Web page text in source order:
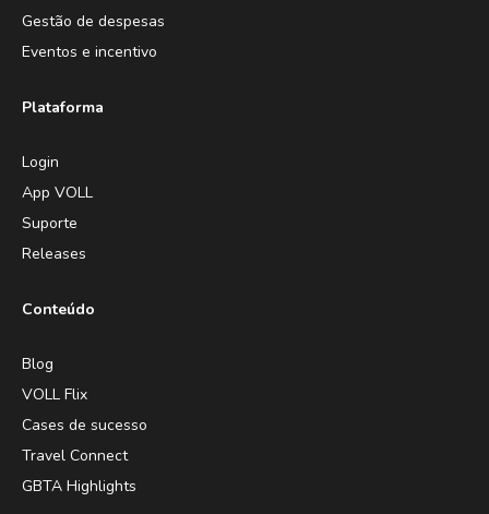
Gestão de despesas
Eventos e incentivo
Plataforma
Login
App VOLL
Suporte
Releases
Conteúdo
Blog
VOLL Flix
Cases de sucesso
Travel Connect
GBTA Highlights